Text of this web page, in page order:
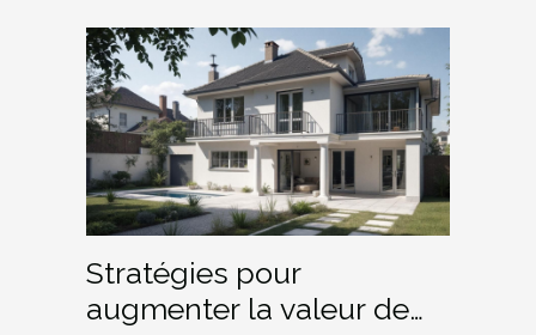
Stratégies pour
augmenter la valeur de